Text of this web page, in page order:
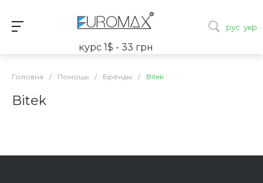
курс 1$ - 33 грн
рус укр
Головна / Помощь / Бренды / Bitek
Bitek